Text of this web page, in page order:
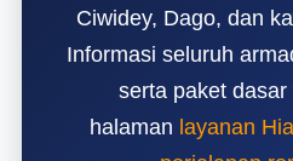
Ciwidey, Dago, dan
Informasi seluruh
serta paket
halaman layanan